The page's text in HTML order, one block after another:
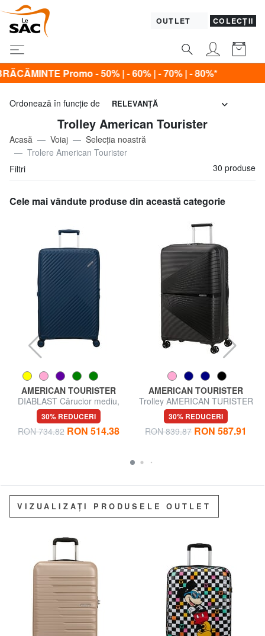
OUTLET COLECȚII
- 50% | - 60% | - 70% | - 80%*
Ordonează în funcţie de RELEVANŢĂ
Trolley American Tourister
Acasă Voiaj
Selecția noastră
Trolere American Tourister
Filtri
30 produse
Cele mai vândute produse din această categorie
AMERICAN TOURISTER
DIABLAST Cărucior mediu,
extensibil, cu încuietoare TSA
30% REDUCERI
RON 734.82 RON 514.38
AMERICAN TOURISTER
Trolley AMERICAN TURISTER
AIRCONIC, dimensiuni mari,
ușoare
30% REDUCERI
RON 839.87 RON 587.91
VIZUALIZAȚI PRODUSELE OUTLET